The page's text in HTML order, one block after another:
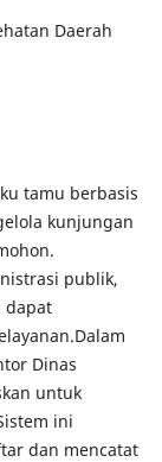
Daerah
tamu berbasis
kunjungan
publik,
dapat
Dinas
untuk
ini
dan mencatat